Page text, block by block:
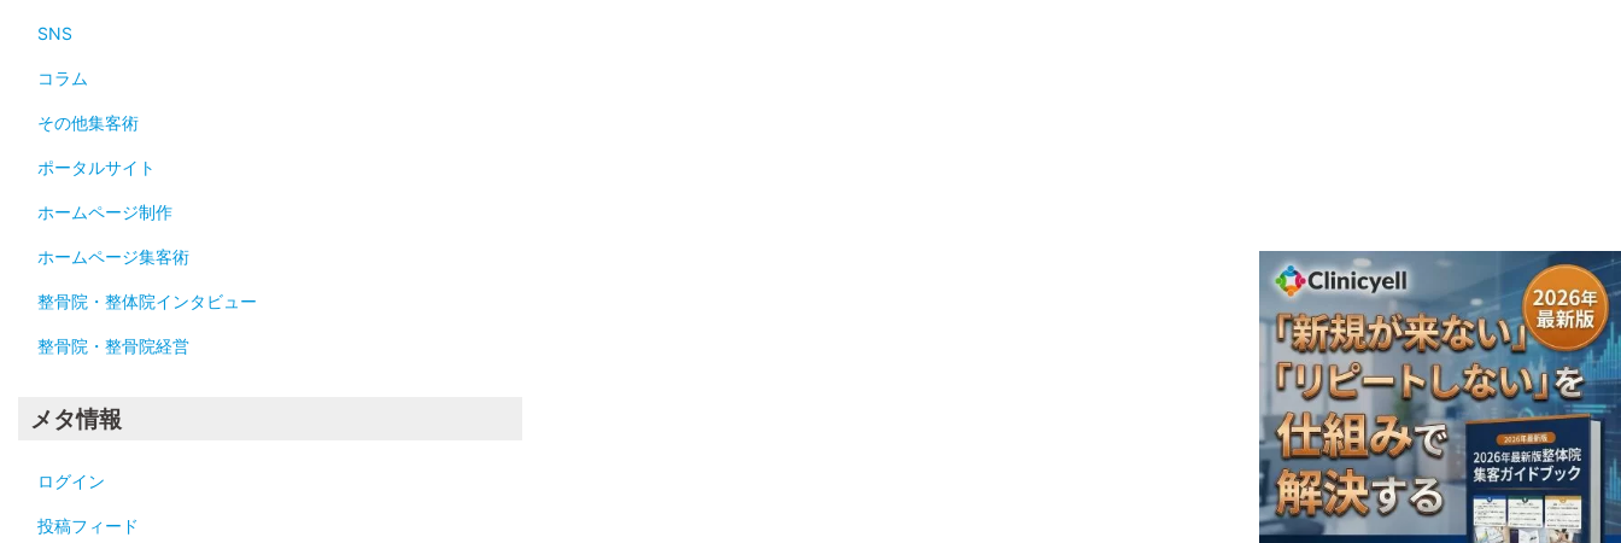
SNS
コラム
その他集客術
ポータルサイト
ホームページ制作
ホームページ集客術
整骨院・整体院インタビュー
整骨院・整骨院経営
メタ情報
ログイン
投稿フィード